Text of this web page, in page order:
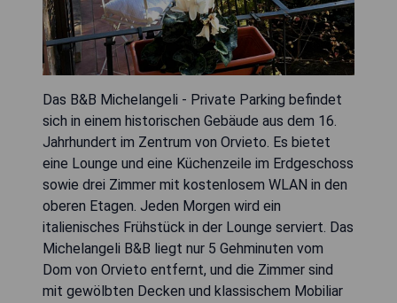
Das B&B Michelangeli - Private Parking befindet
sich in einem historischen Gebäude aus dem 16.
Jahrhundert im Zentrum von Orvieto. Es bietet
eine Lounge und eine Küchenzeile im Erdgeschoss
sowie drei Zimmer mit kostenlosem WLAN in den
oberen Etagen. Jeden Morgen wird ein
italienisches Frühstück in der Lounge serviert. Das
Michelangeli B&B liegt nur 5 Gehminuten vom
Dom von Orvieto entfernt, und die Zimmer sind
mit gewölbten Decken und klassischem Mobiliar